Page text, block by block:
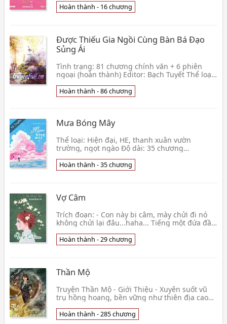
như vậ👦 Minh Hiểu Khê
Hoàn thành - 16 chương
Được Thiếu Gia Ngồi Cùng Bàn Bá Đạo
Sủng Ái
Tình trạng: 81 chương chính văn + 6 phiên
ngoại (hoàn thành) Editor: Bạch Tuyết Thể loại:
xuân vườn
Hoàn thành - 86 chương
Mưa Bóng Mây
Thể loại: Hiện đại, HE, thanh xuân vườn
trường, ngọt ngào Độ dài: 35 chương
một người trầm mặc, lạ👦 Thập Bát Họa
Hoàn thành - 35 chương
Vợ Câm
Trích đoạn: - Con này bị câm, mày chửi đi nó
không chửi lại đâu...haha... Tiếng một đứa đầu
cả
Hoàn thành - 29 chương
Thần Mộ
Truyện Thần Mộ - Giới Thiệu - Xuyên suốt vũ
trụ hồng hoang, bền vững như thiên địa cao
khó bề👦 Ngô Biển Quân
Hoàn thành - 285 chương